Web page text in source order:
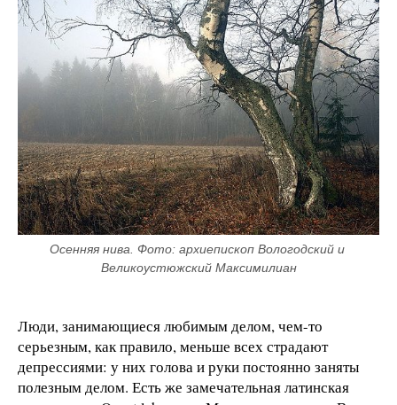
Осенняя нива. Фото: архиепископ Вологодский и
Великоустюжский Максимилиан
Люди, занимающиеся любимым делом, чем-то
серьезным, как правило, меньше всех страдают
депрессиями: у них голова и руки постоянно заняты
полезным делом. Есть же замечательная латинская